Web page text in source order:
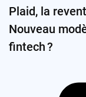
Plaid, la
Nouveau
fintech ?